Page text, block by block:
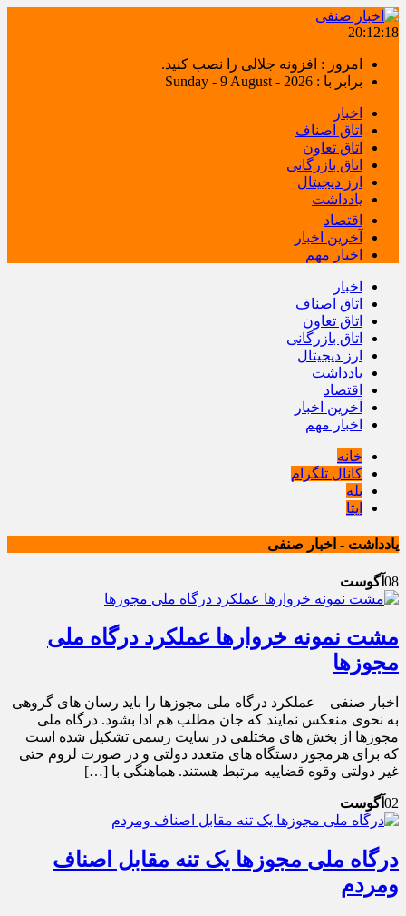
20:12:18
امروز : افزونه جلالی را نصب کنید.
برابر با : Sunday - 9 August - 2026
اخبار
اتاق اصناف
اتاق تعاون
اتاق بازرگانی
ارز دیجیتال
یادداشت
اقتصاد
آخرین اخبار
اخبار مهم
اخبار
اتاق اصناف
اتاق تعاون
اتاق بازرگانی
ارز دیجیتال
یادداشت
اقتصاد
آخرین اخبار
اخبار مهم
خانه
کانال تلگرام
بله
ایتا
یادداشت - اخبار صنفی
08آگوست
مشت نمونه خروارها عملکرد درگاه ملی
مجوزها
اخبار صنفی – عملکرد درگاه ملی مجوزها را باید رسان های گروهی
به نحوی منعکس نمایند که جان مطلب هم ادا بشود. درگاه ملی
مجوزها از بخش های مختلفی در سایت رسمی تشکیل شده است
که برای هرمجوز دستگاه های متعدد دولتی و در صورت لزوم حتی
غیر دولتی وقوه قضاییه مرتبط هستند. هماهنگی با […]
02آگوست
درگاه ملی مجوزها یک تنه مقابل اصناف
ومردم